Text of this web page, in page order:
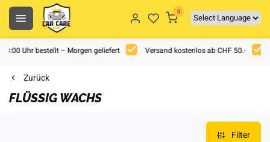
0
Uhr bestellt – Morgen geliefert Versand kostenlos ab CHF 50.-
Zurück
FLÜSSIG WACHS
Filter